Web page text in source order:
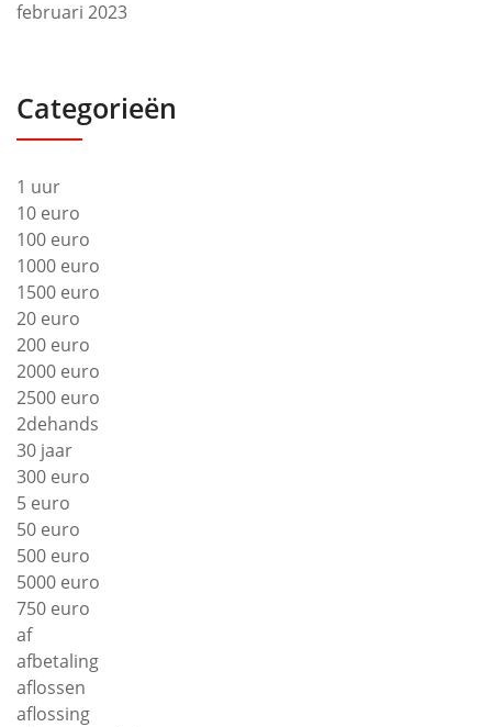
februari 2023
Categorieën
1 uur
10 euro
100 euro
1000 euro
1500 euro
20 euro
200 euro
2000 euro
2500 euro
2dehands
30 jaar
300 euro
5 euro
50 euro
500 euro
5000 euro
750 euro
af
afbetaling
aflossen
aflossing